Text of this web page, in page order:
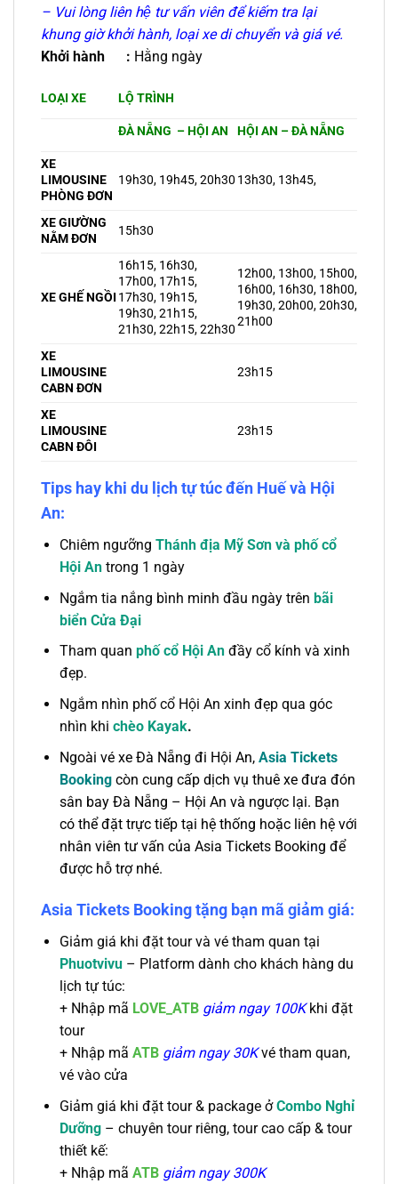
– Vui lòng liên hệ tư vấn viên để kiếm tra lại
khung giờ khởi hành, loại xe di chuyển và giá vé.
Khởi hành : Hằng ngày
LOẠI XE LỘ TRÌNH
ĐÀ NẴNG – HỘI AN HỘI AN – ĐÀ NẴNG
XE
LIMOUSINE
PHÒNG ĐƠN
19h30, 19h45, 20h30 13h30, 13h45,
XE GIƯỜNG
NẰM ĐƠN
15h30
XE GHẾ NGỒI
16h15, 16h30,
17h00, 17h15,
17h30, 19h15,
19h30, 21h15,
21h30, 22h15, 22h30
12h00, 13h00, 15h00,
16h00, 16h30, 18h00,
19h30, 20h00, 20h30,
21h00
XE
LIMOUSINE
CABN ĐƠN
23h15
XE
LIMOUSINE
CABN ĐÔI
23h15
Tips hay khi du lịch tự túc đến Huế và Hội
An:
Chiêm ngưỡng Thánh địa Mỹ Sơn và phố cổ
Hội An trong 1 ngày
Ngắm tia nắng bình minh đầu ngày trên bãi
biển Cửa Đại
Tham quan phố cổ Hội Anđầy cổ kính và xinh
đẹp.
Ngắm nhìn phố cổ Hội An xinh đẹp qua góc
nhìn khi chèo Kayak.
Ngoài vé xe Đà Nẵng đi Hội An, Asia Tickets
Bookingcòn cung cấp dịch vụ thuê xe đưa đón
sân bay Đà Nẵng – Hội An và ngược lại. Bạn
có thể đặt trực tiếp tại hệ thống hoặc liên hệ với
nhân viên tư vấn của Asia Tickets Booking để
được hỗ trợ nhé.
Asia Tickets Booking tặng bạn mã giảm giá:
Giảm giá khi đặt tour và vé tham quan tại
Phuotvivu – Platform dành cho khách hàng du
lịch tự túc:
+ Nhập mã LOVE_ATB giảm ngay 100Kkhi đặt
tour
+ Nhập mã ATBgiảm ngay 30Kvé tham quan,
vé vào cửa
Giảm giá khi đặt tour & package ở Combo Nghỉ
Dưỡng– chuyên tour riêng, tour cao cấp & tour
thiết kế:
+ Nhập mã ATB giảm ngay 300K